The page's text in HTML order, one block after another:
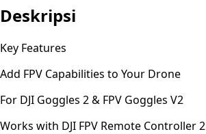
Deskripsi
Key Features
Add FPV Capabilities to Your Drone
For DJI Goggles 2 & FPV Goggles V2
Works with DJI FPV Remote Controller 2